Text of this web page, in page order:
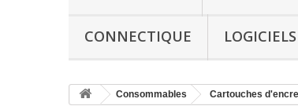
CONNECTIQUE LOGICIELS
Consommables Cartouches